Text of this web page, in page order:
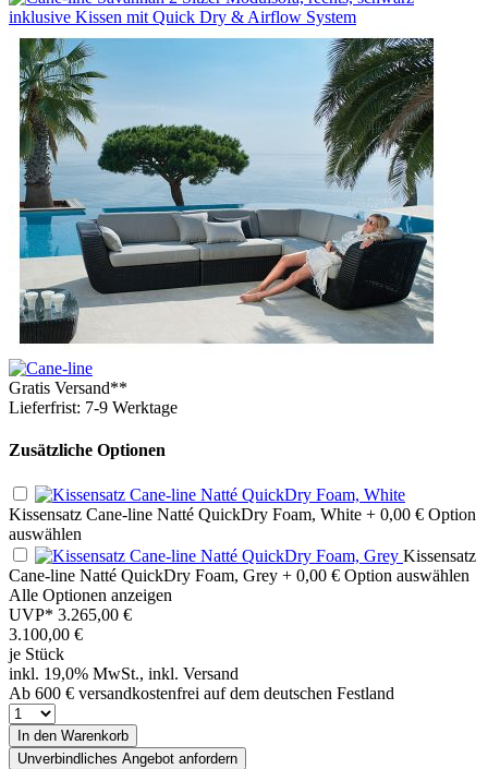
Gratis Versand**
Lieferfrist: 7-9 Werktage
Zusätzliche Optionen
Kissensatz Cane-line Natté QuickDry Foam, White + 0,00 € Option
auswählen
Kissensatz
Cane-line Natté QuickDry Foam, Grey + 0,00 € Option auswählen
Alle Optionen anzeigen
UVP* 3.265,00 €
3.100,00 €
je Stück
inkl. 19,0% MwSt., inkl. Versand
Ab 600 € versandkostenfrei auf dem deutschen Festland
In den Warenkorb
Unverbindliches Angebot anfordern